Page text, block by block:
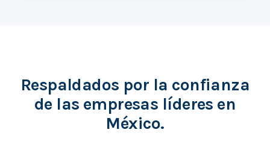
Respaldados por la confianza
de las empresas líderes en
México.